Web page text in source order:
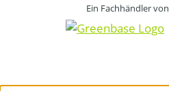
Ein Fachhändler von